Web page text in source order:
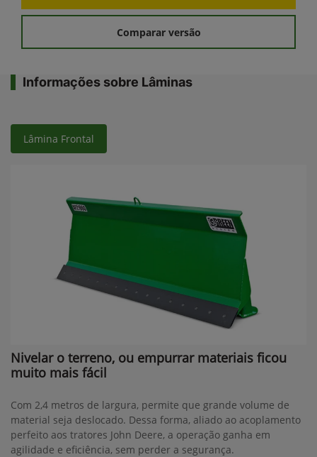
Comparar versão
Informações sobre Lâminas
Lâmina Frontal
Nivelar o terreno, ou empurrar materiais ficou
muito mais fácil
Com 2,4 metros de largura, permite que grande volume de
material seja deslocado. Dessa forma, aliado ao acoplamento
perfeito aos tratores John Deere, a operação ganha em
agilidade e eficiência, sem perder a segurança.